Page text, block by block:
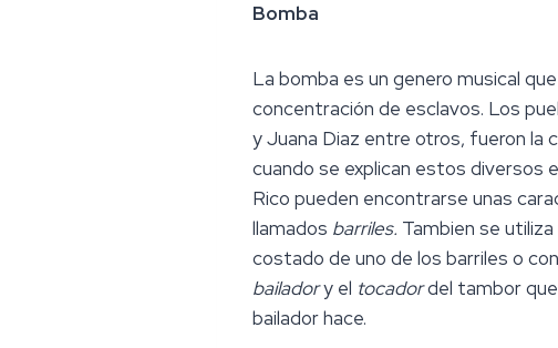
Bomba
La bomba es un genero musical
concentración de esclavos. Los
y Juana Diaz entre otros, fueron la
cuando se explican estos
Rico pueden encontrarse unas
llamados barriles. Tambien se
costado de uno de los barriles o
bailadory el tocadordel tambor
bailador hace.